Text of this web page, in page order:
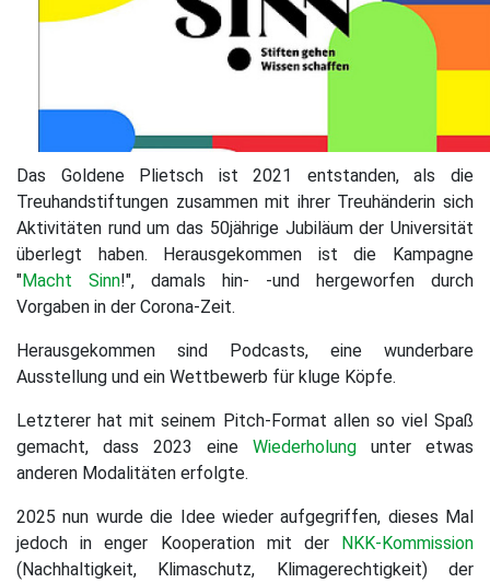
Das Goldene Plietsch ist 2021 entstanden, als die
Treuhandstiftungen zusammen mit ihrer Treuhänderin sich
Aktivitäten rund um das 50jährige Jubiläum der Universität
überlegt haben. Herausgekommen ist die Kampagne
"Macht Sinn!", damals hin- -und hergeworfen durch
Vorgaben in der Corona-Zeit.
Herausgekommen sind Podcasts, eine wunderbare
Ausstellung und ein Wettbewerb für kluge Köpfe.
Letzterer hat mit seinem Pitch-Format allen so viel Spaß
gemacht, dass 2023 eine Wiederholung unter etwas
anderen Modalitäten erfolgte.
2025 nun wurde die Idee wieder aufgegriffen, dieses Mal
jedoch in enger Kooperation mit der NKK-Kommission
(Nachhaltigkeit, Klimaschutz, Klimagerechtigkeit) der